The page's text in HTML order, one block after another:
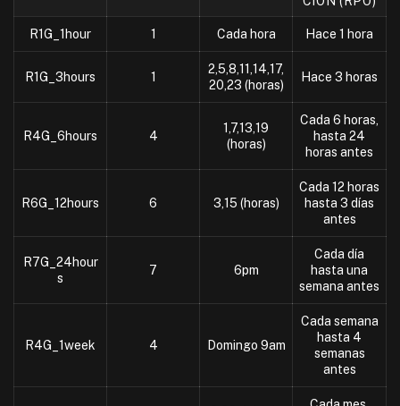
R1G_1hour 1 Cada hora Hace 1 hora
R1G_3hours 1
2,5,8,11,14,17,
20,23 (horas)
Hace 3 horas
R4G_6hours 4
1,7,13,19
(horas)
Cada 6 horas,
hasta 24
horas antes
R6G_12hours 6 3,15 (horas)
Cada 12 horas
hasta 3 días
antes
R7G_24hour
s
7 6pm
Cada día
hasta una
semana antes
R4G_1week 4 Domingo 9am
Cada semana
hasta 4
semanas
antes